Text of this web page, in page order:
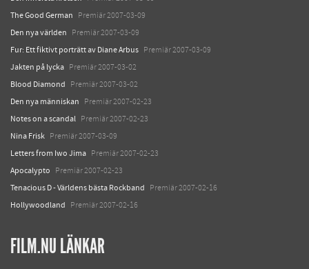
The Good German Premiär 2007-03-09
Den nya världen Premiär 2007-03-09
Fur: Ett fiktivt porträtt av Diane Arbus Premiär 2007-03-09
Jakten på lycka Premiär 2007-03-02
Blood Diamond Premiär 2007-03-02
Den nya människan Premiär 2007-02-23
Notes on a scandal Premiär 2007-02-23
Nina Frisk Premiär 2007-03-09
Letters from Iwo Jima Premiär 2007-02-23
Apocalypto Premiär 2007-02-23
Tenacious D - Världens bästa Rockband Premiär 2007-02-16
Hollywoodland Premiär 2007-02-16
FILM.NU LÄNKAR